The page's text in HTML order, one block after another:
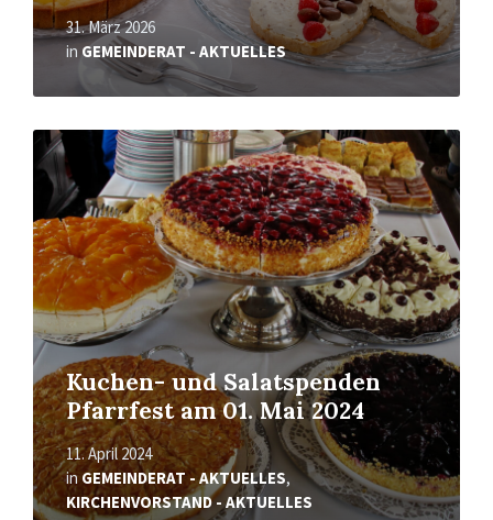
31. März 2026
in GEMEINDERAT - AKTUELLES
Kuchen- und Salatspenden
Pfarrfest am 01. Mai 2024
11. April 2024
in GEMEINDERAT - AKTUELLES,
KIRCHENVORSTAND - AKTUELLES
Mehr
erfahren